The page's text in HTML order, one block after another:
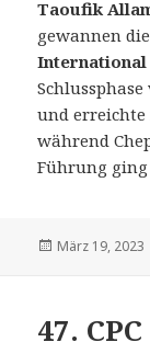
Taoufik
gewannen die
und erreichte
während
Führung ging
Veröffentlicht
März 19, 2023
47.